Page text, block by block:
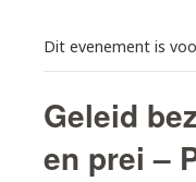
Dit evenement is
Geleid
en prei –